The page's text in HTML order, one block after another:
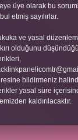
üye olarak bu
etmiş sayılırlar.
ve yasal
olduğunu
bildirmeniz
yasal süre
kaldırılacaktır.